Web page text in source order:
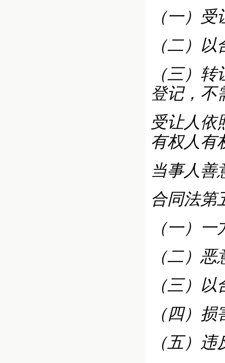
（一）
（二）
（三）
登记，不
受让人依
有权人有
当事人善
合同法第
（一）
（二）
（三）
（四）
（五）